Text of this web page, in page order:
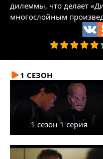
дилеммы, что делает
многослойным
1 СЕЗОН
1 сезон 1 серия